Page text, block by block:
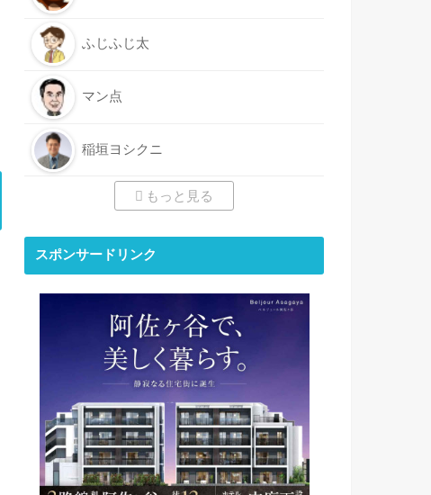
ふじふじ太
マン点
稲垣ヨシクニ
もっと見る
スポンサードリンク